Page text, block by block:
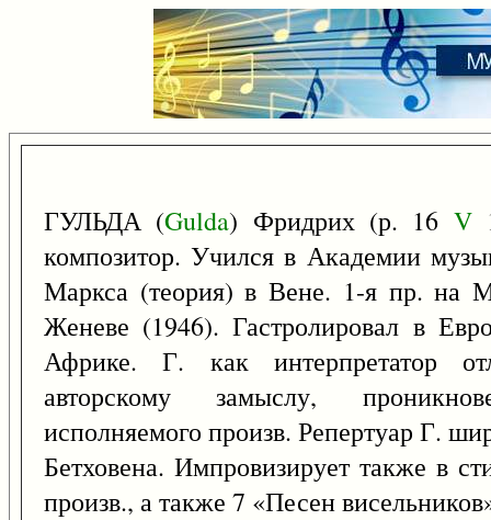
ГУЛЬДА (Gulda) Фридрих (р. 16 V
композитор. Учился в Академии
Маркса (теория) в Вене. 1-я пр. на
Женеве (1946). Гастролировал в
Африке. Г. как интерпретатор
авторскому замыслу,
исполняемого произв. Репертуар Г.
Бетховена. Импровизирует также в
произв., а также 7 «Песен